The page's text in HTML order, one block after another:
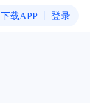
下载APP 登录